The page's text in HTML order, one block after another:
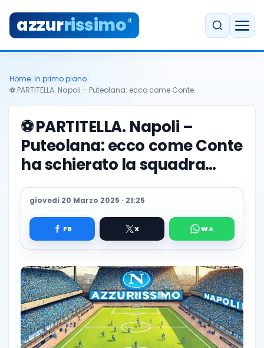
azzurrissimo.it
Home In primo piano
⚽️ PARTITELLA. Napoli – Puteolana: ecco come Conte…
⚽️PARTITELLA. Napoli –
Puteolana: ecco come Conte
ha schierato la squadra…
giovedì 20 Marzo 2025 · 21:25